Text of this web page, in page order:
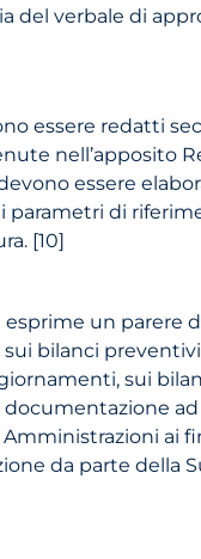
del verbale di
essere redatti
nell’apposito
essere
parametri di
[10]
esprime un parere
bilanci
sui
ad
ai
da parte della